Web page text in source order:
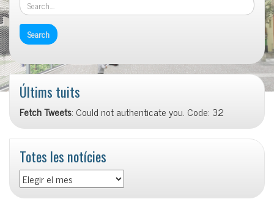
Últims tuits
Fetch Tweets: Could not authenticate you. Code: 32
Totes les notícies
Totes
les